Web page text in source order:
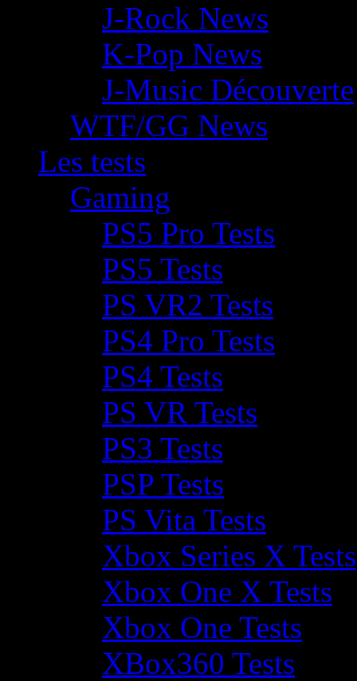
J-Rock News
K-Pop News
J-Music Découverte
WTF/GG News
Les tests
Gaming
PS5 Pro Tests
PS5 Tests
PS VR2 Tests
PS4 Pro Tests
PS4 Tests
PS VR Tests
PS3 Tests
PSP Tests
PS Vita Tests
Xbox Series X Tests
Xbox One X Tests
Xbox One Tests
XBox360 Tests